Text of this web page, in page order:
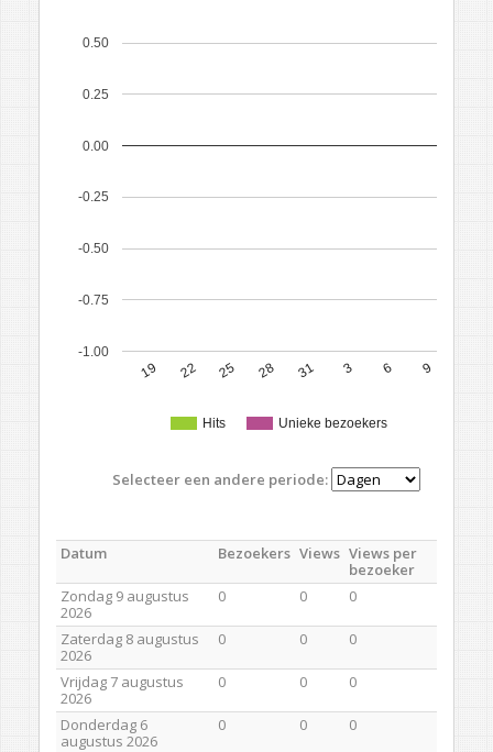
Hits Unieke bezoekers
9
6
3
31
28
25
22
19
-1.00
-0.75
-0.50
-0.25
0.00
0.25
0.50
Selecteer een andere periode:
Datum Bezoekers Views Views per
bezoeker
Zondag 9 augustus
2026
0 0 0
Zaterdag 8 augustus
2026
0 0 0
Vrijdag 7 augustus
2026
0 0 0
Donderdag 6
augustus 2026
0 0 0